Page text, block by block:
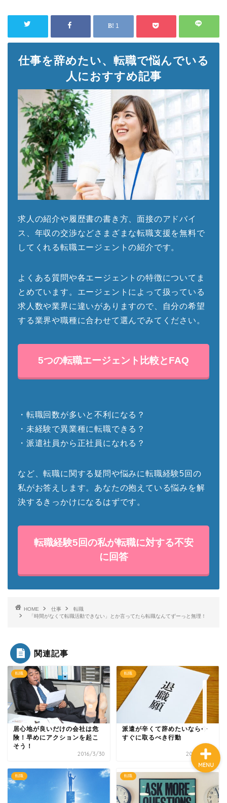
1
仕事を辞めたい、転職で悩んでいる
人におすすめ記事
求人の紹介や履歴書の書き方、面接のアドバイ
ス、年収の交渉などさまざまな転職支援を無料で
してくれる転職エージェントの紹介です。
よくある質問や各エージェントの特徴についてま
とめています。エージェントによって扱っている
求人数や業界に違いがありますので、自分の希望
する業界や職種に合わせて選んでみてください。
5つの転職エージェント比較とFAQ
・転職回数が多いと不利になる？
・未経験で異業種に転職できる？
・派遣社員から正社員になれる？
など、転職に関する疑問や悩みに転職経験5回の
私がお答えします。あなたの抱えている悩みを解
決するきっかけになるはずです。
転職経験5回の私が転職に対する不安
に回答
HOME 仕事
転職
「時間がなくて転職活動できない」とか言ってたら転職なんてずーっと無理！
関連記事
転職
居心地が良いだけの会社は危
険！早めにアクションを起こ
そう！
2016/3/30
転職
派遣が辛くて辞めたいなら今
すぐに取るべき行動
2022/1/14
転職 転職
MENU
HOME
仕事術
お金の不安